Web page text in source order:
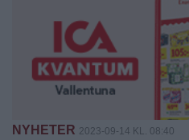
NYHETER 2023-09-14 KL. 08:40